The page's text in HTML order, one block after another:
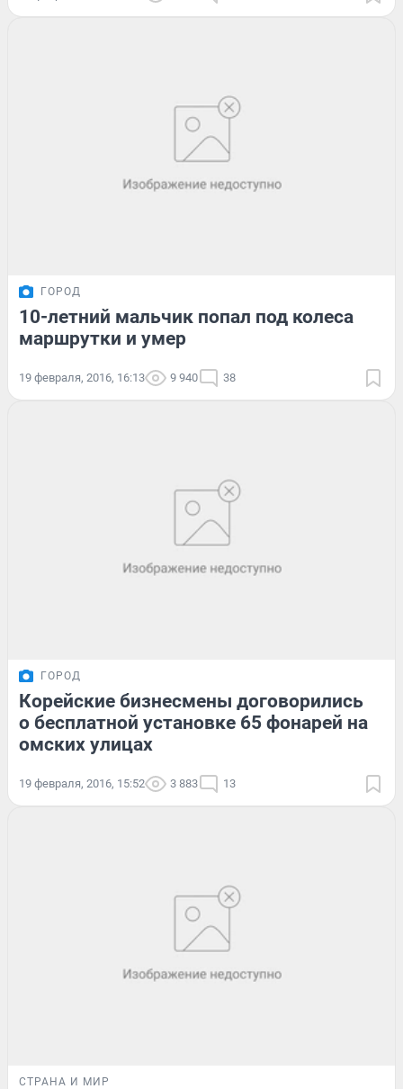
ГОРОД
10-летний мальчик попал под колеса
маршрутки и умер
19 февраля, 2016, 16:13 9 940 38
ГОРОД
Корейские бизнесмены договорились
о бесплатной установке 65 фонарей на
омских улицах
19 февраля, 2016, 15:52 3 883 13
СТРАНА И МИР